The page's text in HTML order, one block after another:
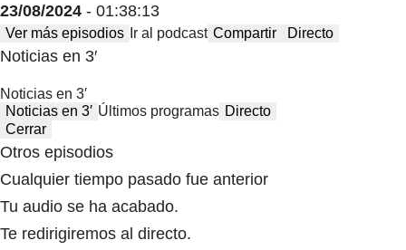
23/08/2024 - 01:38:13
Ver más episodios Ir al podcast Compartir Directo
Noticias en 3′
Noticias en 3′
Noticias en 3′ Últimos programas Directo
Cerrar
Otros episodios
Cualquier tiempo pasado fue anterior
Tu audio se ha acabado.
Te redirigiremos al directo.